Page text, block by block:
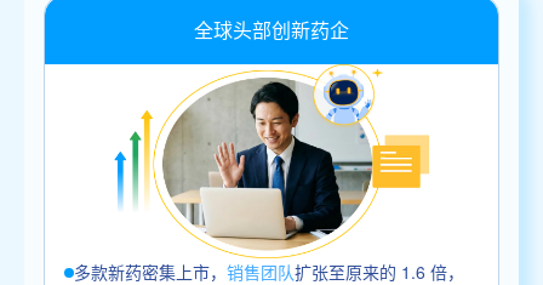
全球头部创新药企
多款新药密集上市， 销售团队扩张至原来的 1.6 倍，